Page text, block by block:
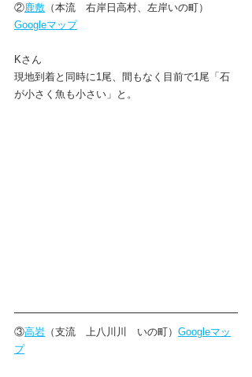
②鹿敷 （本流　右岸日高村、左岸いの町）
Googleマップ
Kさん
現地到着と同時に1尾、間もなく目前で1尾「石
が小さく魚も小さい」と。
③高岩 （支流　上八川川　いの町） Googleマッ
プ